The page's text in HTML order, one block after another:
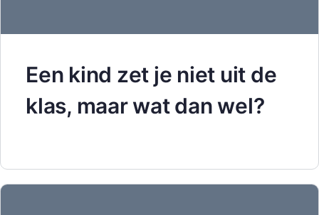
Een kind zet je niet uit de
klas, maar wat dan wel?